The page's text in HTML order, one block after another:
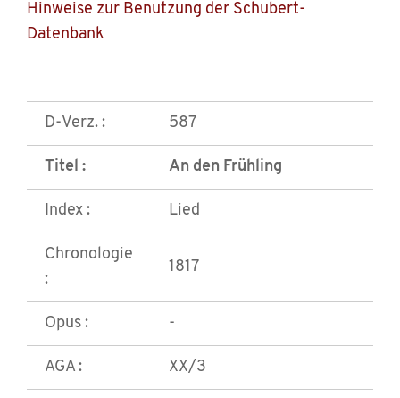
Hinweise zur Benutzung der Schubert-
Datenbank
D-Verz. : 587
Titel : An den Frühling
Index : Lied
Chronologie
:
1817
Opus : -
AGA : XX/3